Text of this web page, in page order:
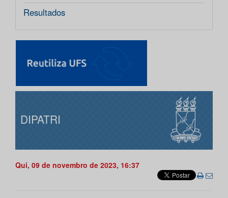
Resultados
DIPATRI
Qui, 09 de novembro de 2023, 16:37